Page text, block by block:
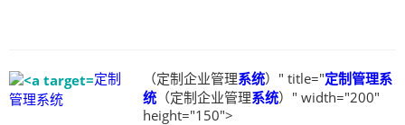
定制
管理系统
（定制企业管理系统）" title="定制管理系
统 （定制企业管理系统）" width="200"
height="150">